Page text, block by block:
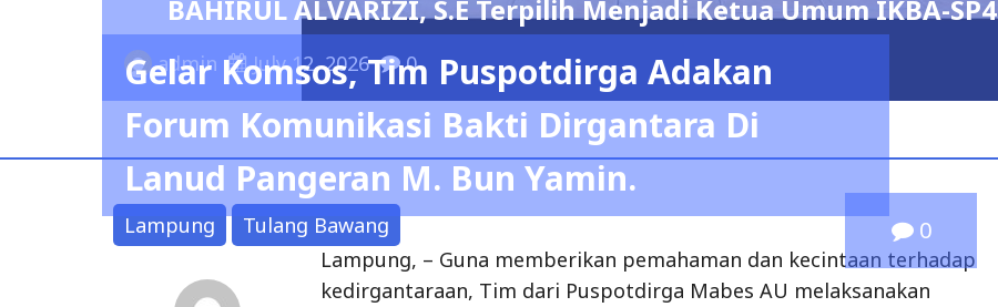
Menjadi Ketua Umum IKBA-SP45TA PERIODE 2026 – 2029
Lampung Tulang Bawang 0
Gelar Komsos, Tim Puspotdirga Adakan
Forum Komunikasi Bakti Dirgantara Di
Lanud Pangeran M. Bun Yamin.
Lampung, – Guna memberikan pemahaman dan kecintaan terhadap
kedirgantaraan, Tim dari Puspotdirga Mabes AU melaksanakan